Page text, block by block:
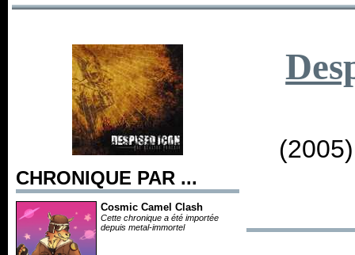
CHRONIQUE PAR ...
Cosmic Camel Clash
Cette chronique a été importée
depuis metal-immortel